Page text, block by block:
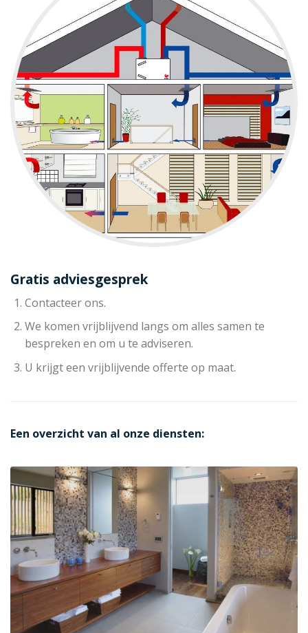
Gratis adviesgesprek
Contacteer ons.
We komen vrijblijvend langs om alles samen te
bespreken en om u te adviseren.
U krijgt een vrijblijvende offerte op maat.
Een overzicht van al onze diensten: